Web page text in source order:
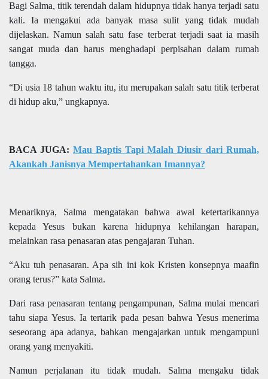
Bagi Salma, titik terendah dalam hidupnya tidak hanya terjadi satu
kali. Ia mengakui ada banyak masa sulit yang tidak mudah
dijelaskan. Namun salah satu fase terberat terjadi saat ia masih
sangat muda dan harus menghadapi perpisahan dalam rumah
tangga.
“Di usia 18 tahun waktu itu, itu merupakan salah satu titik terberat
di hidup aku,” ungkapnya.
BACA JUGA: Mau Baptis Tapi Malah Diusir dari Rumah,
Akankah Janisnya Mempertahankan Imannya?
Menariknya, Salma mengatakan bahwa awal ketertarikannya
kepada Yesus bukan karena hidupnya kehilangan harapan,
melainkan rasa penasaran atas pengajaran Tuhan.
“Aku tuh penasaran. Apa sih ini kok Kristen konsepnya maafin
orang terus?” kata Salma.
Dari rasa penasaran tentang pengampunan, Salma mulai mencari
tahu siapa Yesus. Ia tertarik pada pesan bahwa Yesus menerima
seseorang apa adanya, bahkan mengajarkan untuk mengampuni
orang yang menyakiti.
Namun perjalanan itu tidak mudah. Salma mengaku tidak